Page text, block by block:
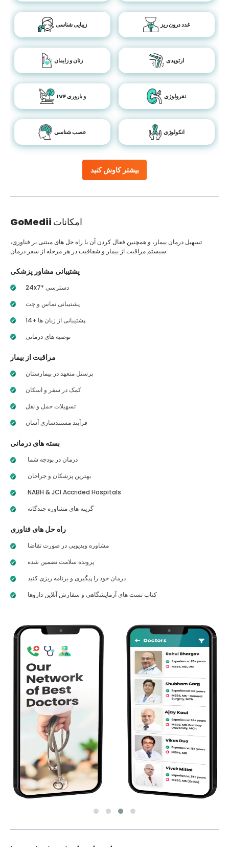
بیشتر کاوش کنید
زیبایی شناسی غدد درون ریز
زنان و زایمان ارتوپدی
IVF و باروری نفرولوژی
عصب شناسی انکولوژی
GoMedii امکانات
تسهیل درمان بیمار، و همچنین فعال کردن آن با راه حل های مبتنی بر فناوری،
سیستم مراقبت از بیمار و شفافیت در هر مرحله از سفر درمان.
پشتیبانی مشاور پزشکی
24x7* دسترسی
پشتیبانی تماس و چت
14+ پشتیبانی از زبان ها
توصیه های درمانی
مراقبت از بیمار
پرسنل متعهد در بیمارستان
کمک در سفر و اسکان
تسهیلات حمل و نقل
فرآیند مستندسازی آسان
بسته های درمانی
درمان در بودجه شما
بهترین پزشکان و جراحان
NABH & JCI Accrided Hospitals
گزینه های مشاوره چندگانه
راه حل های فناوری
مشاوره ویدیویی در صورت تقاضا
پرونده سلامت تضمین شده
درمان خود را پیگیری و برنامه ریزی کنید
کتاب تست های آزمایشگاهی و سفارش آنلاین داروها